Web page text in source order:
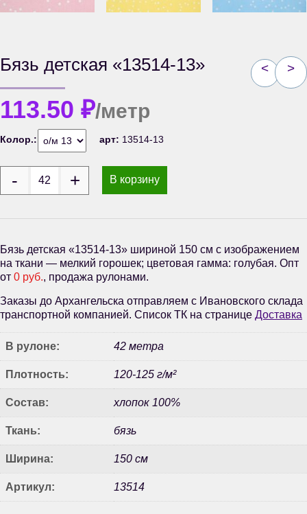
< >
Бязь детская «13514-13»
113.50 ₽/метр
Колор.: арт: 13514-13
В корзину
Бязь детская «13514-13» шириной 150 см с изображением
на ткани — мелкий горошек; цветовая гамма: голубая. Опт
от 0 руб., продажа рулонами.
Заказы до Архангельска отправляем с Ивановского склада
транспортной компанией. Список ТК на странице Доставка
В рулоне: 42 метра
Плотность: 120-125 г/м²
Состав: хлопок 100%
Ткань: бязь
Ширина: 150 см
Артикул: 13514